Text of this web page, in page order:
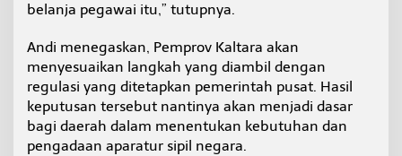
belanja pegawai itu,” tutupnya.
Andi menegaskan, Pemprov Kaltara akan
menyesuaikan langkah yang diambil dengan
regulasi yang ditetapkan pemerintah pusat. Hasil
keputusan tersebut nantinya akan menjadi dasar
bagi daerah dalam menentukan kebutuhan dan
pengadaan aparatur sipil negara.